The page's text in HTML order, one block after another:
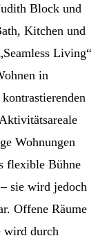
Block und
Kitchen und
Living“
in
Wohnungen
flexible Bühne
sie wird jedoch
Offene Räume
wird durch